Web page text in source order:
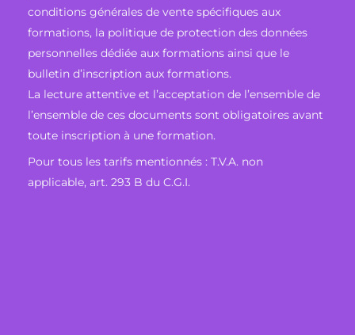
conditions générales de vente spécifiques aux
formations, la politique de protection des données
personnelles dédiée aux formations ainsi que le
bulletin d’inscription aux formations.
La lecture attentive et l’acceptation de l’ensemble de
l’ensemble de ces documents sont obligatoires avant
toute inscription à une formation.
Pour tous les tarifs mentionnés : T.V.A. non
applicable, art. 293 B du C.G.I.